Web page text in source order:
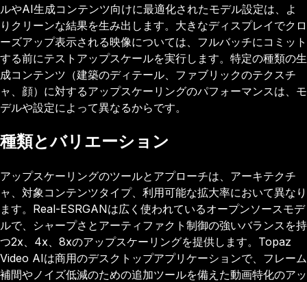
ルやAI生成コンテンツ向けに最適化されたモデル設定は、よ
りクリーンな結果を生み出します。大きなディスプレイでクロ
ーズアップ表示される映像については、フルバッチにコミット
する前にテストアップスケールを実行します。特定の種類の生
成コンテンツ（建築のディテール、ファブリックのテクスチ
ャ、顔）に対するアップスケーリングのパフォーマンスは、モ
デルや設定によって異なるからです。
種類とバリエーション
アップスケーリングのツールとアプローチは、アーキテクチ
ャ、対象コンテンツタイプ、利用可能な拡大率において異なり
ます。Real-ESRGANは広く使われているオープンソースモデ
ルで、シャープさとアーティファクト制御の強いバランスを持
つ2x、4x、8xのアップスケーリングを提供します。Topaz
Video AIは商用のデスクトップアプリケーションで、フレーム
補間やノイズ低減のための追加ツールを備えた動画特化のアッ